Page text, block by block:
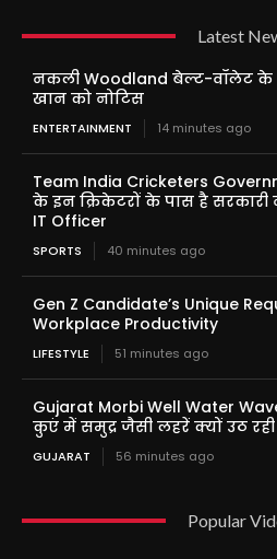
Latest
नकली Woodland बेल्ट-वॉलेट के
खान को नोटिस
ENTERTAINMENT 14 minutes ago
Team India Cricketers
के इन क्रिकेटरों के पास है सरकारी
IT Officer
SPORTS 40 minutes ago
Gen Z Candidate’s Unique
Workplace Productivity
LIFESTYLE 51 minutes ago
Gujarat Morbi Well Water
कुएं में समुद्र जैसी लहरें क्यों उठ
GUJARAT 56 minutes ago
Popular